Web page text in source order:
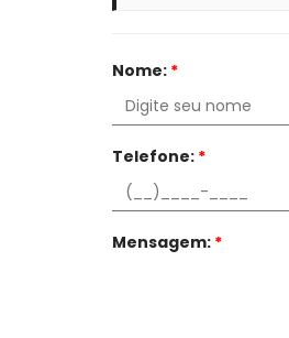
Nome: *
Telefone: *
Mensagem: *